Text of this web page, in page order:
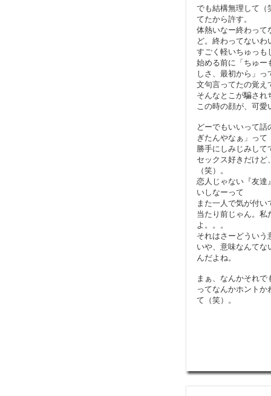
でも結構無理して（
てたから許す。
体熱いなー終わって
ど。終わってないわ
すごく軽いちゅっも
始める前に「ちゅー
しさ、最初から」っ
文句言ってたの覚え
そんなとこが騙され
この時の顔が、可愛
どーでもいいって
ぎたんやなぁ」って
勝手にしみじみして
セックス好きだけど
（笑）。
恋人じゃない『友達
いしなーって
また一人で気が付い
当たり前じゃん。私
よ。。。
それはさーどういう
いや、意味なんてな
んだよね。
まぁ、なんかそれ
ってなんかホント
て（笑）。